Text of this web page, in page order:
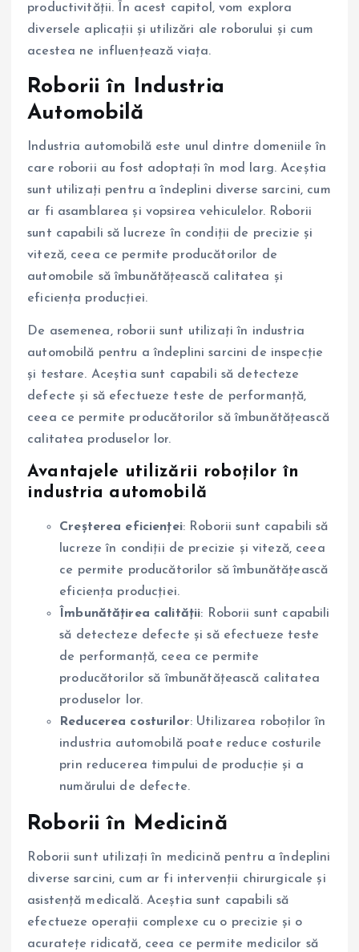
productivității. În acest capitol, vom explora
diversele aplicații și utilizări ale roborului și cum
acestea ne influențează viața.
Roborii în Industria
Automobilă
Industria automobilă este unul dintre domeniile în
care roborii au fost adoptați în mod larg. Aceștia
sunt utilizați pentru a îndeplini diverse sarcini, cum
ar fi asamblarea și vopsirea vehiculelor. Roborii
sunt capabili să lucreze în condiții de precizie și
viteză, ceea ce permite producătorilor de
automobile să îmbunătățească calitatea și
eficiența producției.
De asemenea, roborii sunt utilizați în industria
automobilă pentru a îndeplini sarcini de inspecție
și testare. Aceștia sunt capabili să detecteze
defecte și să efectueze teste de performanță,
ceea ce permite producătorilor să îmbunătățească
calitatea produselor lor.
Avantajele utilizării roboților în
industria automobilă
Creșterea eficienței: Roborii sunt capabili să
lucreze în condiții de precizie și viteză, ceea
ce permite producătorilor să îmbunătățească
eficiența producției.
Îmbunătățirea calității: Roborii sunt capabili
să detecteze defecte și să efectueze teste
de performanță, ceea ce permite
producătorilor să îmbunătățească calitatea
produselor lor.
Reducerea costurilor: Utilizarea roboților în
industria automobilă poate reduce costurile
prin reducerea timpului de producție și a
numărului de defecte.
Roborii în Medicină
Roborii sunt utilizați în medicină pentru a îndeplini
diverse sarcini, cum ar fi intervenții chirurgicale și
asistență medicală. Aceștia sunt capabili să
efectueze operații complexe cu o precizie și o
acuratețe ridicată, ceea ce permite medicilor să